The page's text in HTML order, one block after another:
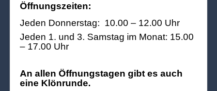
Öffnungszeiten:
Jeden Donnerstag: 10.00 – 12.00 Uhr
Jeden 1. und 3. Samstag im Monat: 15.00
– 17.00 Uhr
An allen Öffnungstagen gibt es auch
eine Klönrunde.